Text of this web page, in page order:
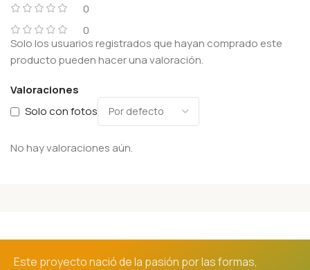
0
0
Valoraciones
Solo con fotos
No hay valoraciones aún.
Solo los usuarios registrados que hayan comprado este
producto pueden hacer una valoración.
Este proyecto nació de la pasión por las formas,